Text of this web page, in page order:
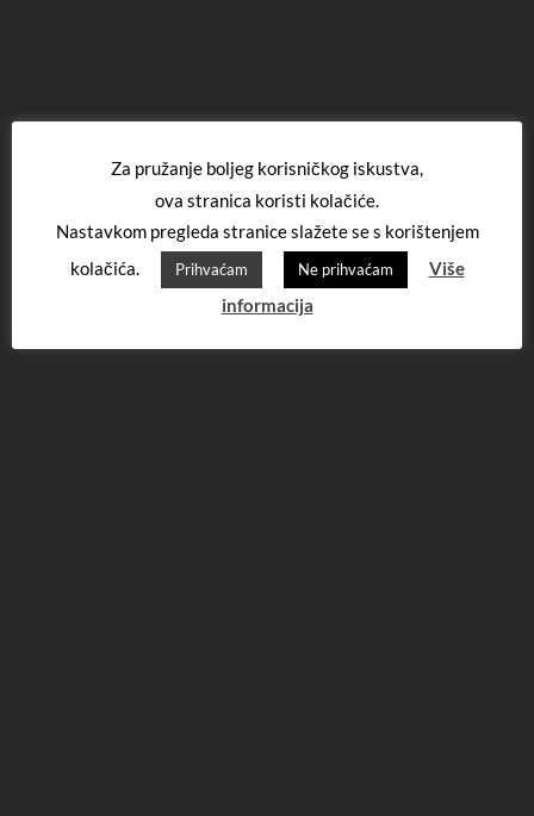
Za pružanje boljeg korisničkog iskustva,
ova stranica koristi kolačiće.
Nastavkom pregleda stranice slažete se s korištenjem
kolačića.
Prihvaćam Ne prihvaćam
Više
informacija